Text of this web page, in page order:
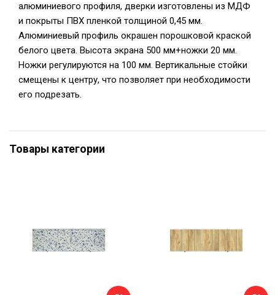
алюминиевого профиля, дверки изготовлены из МДФ
и покрыты ПВХ пленкой толщиной 0,45 мм.
Алюминиевый профиль окрашен порошковой краской
белого цвета. Высота экрана 500 мм+ножки 20 мм.
Ножки регулируются на 100 мм. Вертикальные стойки
смещены к центру, что позволяет при необходимости
его подрезать.
Товары категории